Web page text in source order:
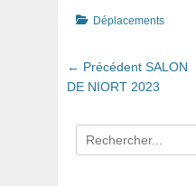
Catégories
Déplacements
Navigation
de
← Précédent Article
précédent
SALON
DE NIORT 2023
Recherche
pour